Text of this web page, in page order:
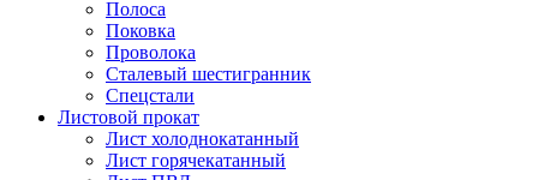
Полоса
Поковка
Проволока
Сталевый шестигранник
Спецстали
Листовой прокат
Лист холоднокатанный
Лист горячекатанный